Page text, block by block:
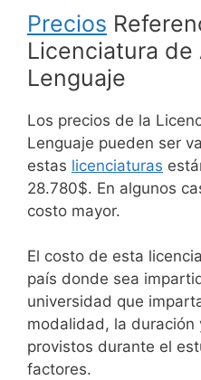
Precios
Licenciatura de
Lenguaje
Los precios de la
Lenguaje pueden ser
estas licenciaturas
28.780$. En algunos
costo mayor.
El costo de esta
país donde sea
universidad que
modalidad, la duración
provistos durante el
factores.